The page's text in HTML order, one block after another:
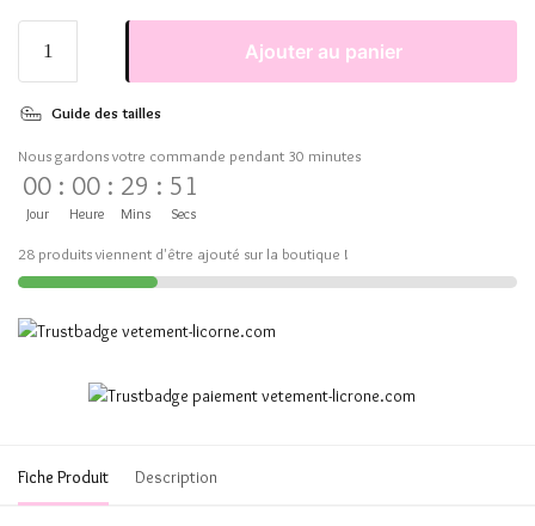
Ajouter au panier
Guide des tailles
Nous gardons votre commande pendant 30 minutes
00
Jour
: 00
Heure
: 29
Mins
: 51
Secs
28 produits viennent d'être ajouté sur la boutique !
Fiche Produit Description